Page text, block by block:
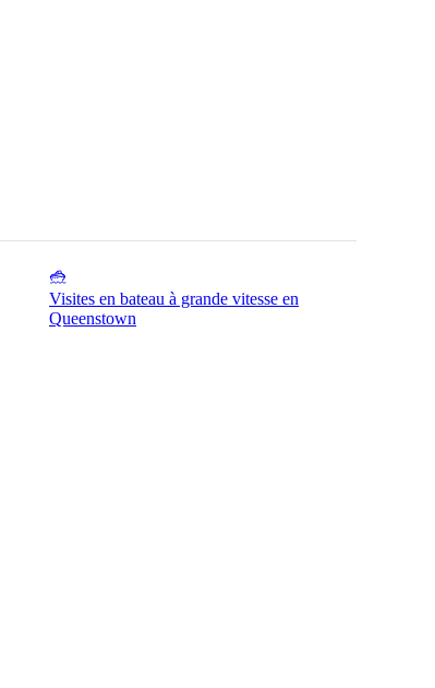
Visites en bateau à grande vitesse en
Queenstown